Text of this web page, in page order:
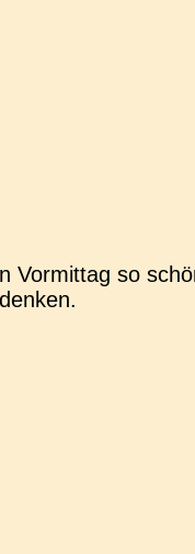
Vor­mit­tag so